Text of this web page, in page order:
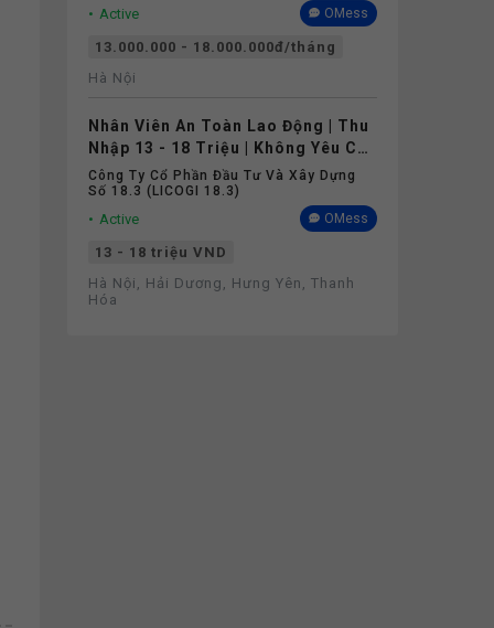
Active OMess
13.000.000 - 18.000.000đ/tháng
Hà Nội
Nhân Viên An Toàn Lao Động | Thu
Nhập 13 - 18 Triệu | Không Yêu Cầu
Kinh Nghiệm
Công Ty Cổ Phần Đầu Tư Và Xây Dựng
Số 18.3 (LICOGI 18.3)
Active OMess
13 - 18 triệu VND
Hà Nội, Hải Dương, Hưng Yên, Thanh
Hóa